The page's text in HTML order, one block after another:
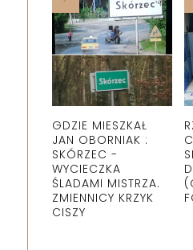
GDZIE MIESZKAŁ
JAN OBORNIAK :
SKÓRZEC -
WYCIECZKA
ŚLADAMI MISTRZA.
ZMIENNICY KRZYK
CISZY